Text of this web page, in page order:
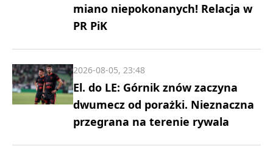
miano niepokonanych! Relacja w
PR PiK
El. do LE: Górnik znów zaczyna
dwumecz od porażki. Nieznaczna
przegrana na terenie rywala
2026-08-05, 23:48